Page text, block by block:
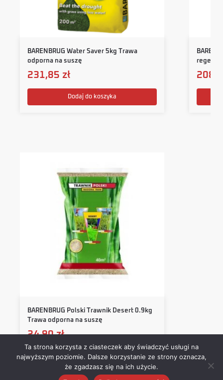
BARENBRUG Water Saver 5kg Trawa
odporna na suszę
231,85 zł
Dodaj do koszyka
BARENBRUG Polski Trawnik Desert 0.9kg
Trawa odporna na suszę
24,90zł
Dodaj do koszyka
Ta strona korzysta z ciasteczek aby świadczyć usługi na
najwyższym poziomie. Dalsze korzystanie ze strony oznacza,
że zgadzasz się na ich użycie.